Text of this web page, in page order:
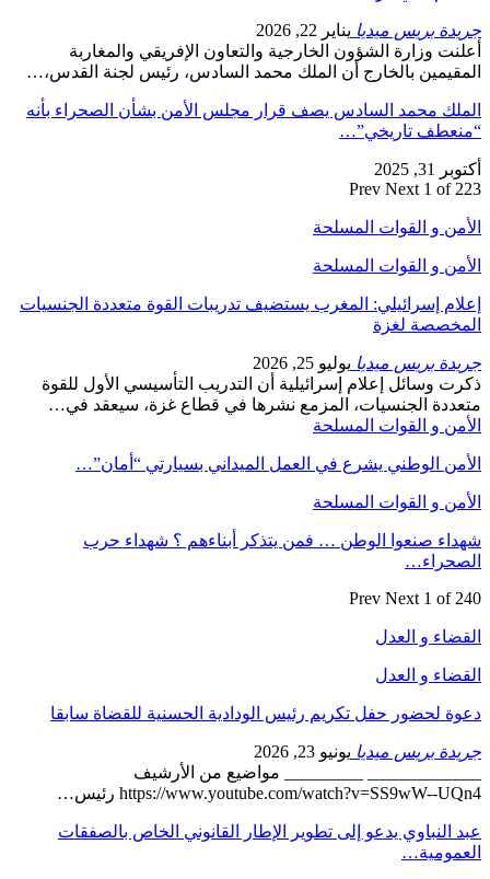
جريدة بريس ميديا يناير 22, 2026
أعلنت وزارة الشؤون الخارجية والتعاون الإفريقي والمغاربة
المقيمين بالخارج أن الملك محمد السادس، رئيس لجنة القدس،…
الملك محمد السادس يصف قرار مجلس الأمن بشأن الصحراء بأنه
“منعطف تاريخي”…
أكتوبر 31, 2025
Prev Next 1 of 223
الأمن و القوات المسلحة
الأمن و القوات المسلحة
إعلام إسرائيلي: المغرب يستضيف تدريبات القوة متعددة الجنسيات
المخصصة لغزة
جريدة بريس ميديا يوليو 25, 2026
ذكرت وسائل إعلام إسرائيلية أن التدريب التأسيسي الأول للقوة
متعددة الجنسيات، المزمع نشرها في قطاع غزة، سيعقد في…
الأمن و القوات المسلحة
الأمن الوطني يشرع في العمل الميداني بسيارتي “أمان”…
الأمن و القوات المسلحة
شهداء صنعوا الوطن … فمن يتذكر أبناءهم ؟ شهداء حرب
الصحراء…
Prev Next 1 of 240
القضاء و العدل
القضاء و العدل
دعوة لحضور حفل تكريم رئيس الودادية الحسنية للقضاة سابقا
جريدة بريس ميديا يونيو 23, 2026
_____________ _________ مواضيع من الأرشيف
https://www.youtube.com/watch?v=SS9wW--UQn4 رئيس…
عبد النباوي يدعو إلى تطوير الإطار القانوني الخاص بالصفقات
العمومية…